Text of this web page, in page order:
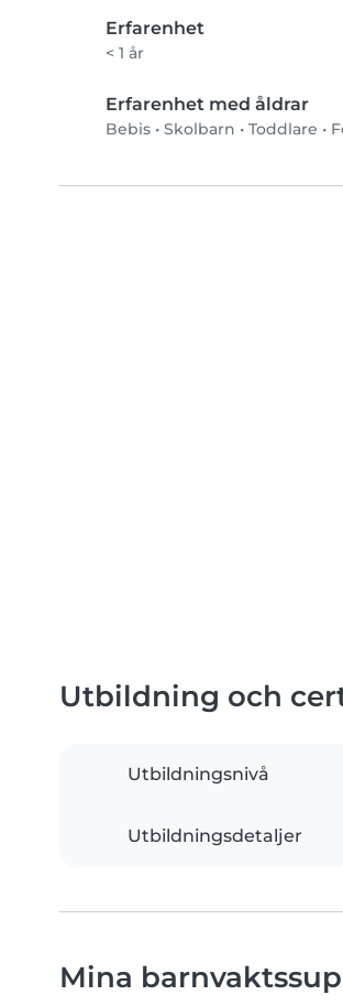
Erfarenhet
< 1 år
Erfarenhet med åldrar
Bebis • Skolbarn • Toddlare •
Utbildning och
Utbildningsnivå
Utbildningsdetaljer
Mina